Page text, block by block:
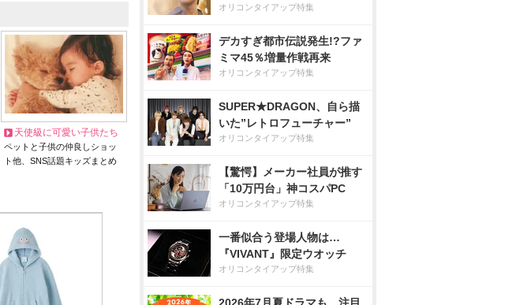
天使級に可愛い子供たち
ペットと子供の仲良しショッ
ト他、SNS話題キッズまとめ
オリコンタイアップ特集
デカすぎ都市伝説発生!?ファ
ミマ45％増量作戦再来
オリコンタイアップ特集
SUPER★DRAGON、自ら描
いた”レトロフューチャー”
オリコンタイアップ特集
【驚愕】メーカー社員が推す
「10万円台」神コスパPC
オリコンタイアップ特集
一番似合う登場人物は…
『VIVANT』限定ウオッチ
オリコンタイアップ特集